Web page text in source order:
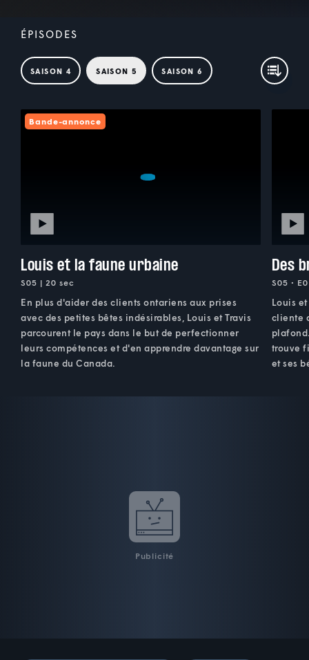
ÉPISODES
SAISON 4 SAISON 5 SAISON 6
Bande-annonce
Louis et la faune urbaine
S05 | 20 sec
En plus d'aider des clients ontariens aux prises
avec des petites bêtes indésirables, Louis et Travis
parcourent le pays dans le but de perfectionner
leurs compétences et d'en apprendre davantage sur
la faune du Canada.
Des
S05 •
Louis
cliente
trouve
et ses
Publicité